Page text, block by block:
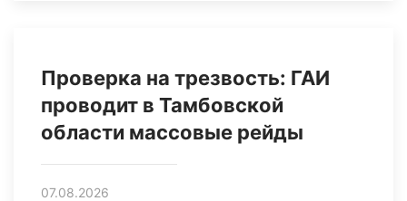
Проверка на трезвость: ГАИ
проводит в Тамбовской
области массовые рейды
07.08.2026